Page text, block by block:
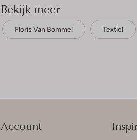
Bekijk meer
Floris Van Bommel Textiel
Account